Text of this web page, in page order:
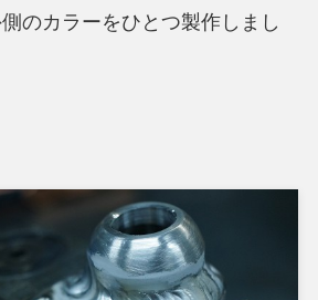
のカラーをひとつ製作しまし